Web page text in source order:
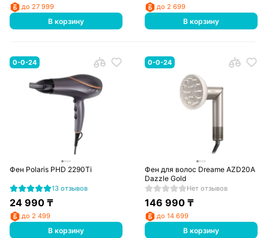
до 27 999
В корзину
до 2 699
В корзину
0-0-24
Фен Polaris PHD 2290Ti
13 отзывов
24 990₸
до 2 499
В корзину
0-0-24
Фен для волос Dreame AZD20A
Dazzle Gold
Нет отзывов
146 990 ₸
до 14 699
В корзину